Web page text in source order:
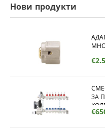
Нови продукти
ЗА